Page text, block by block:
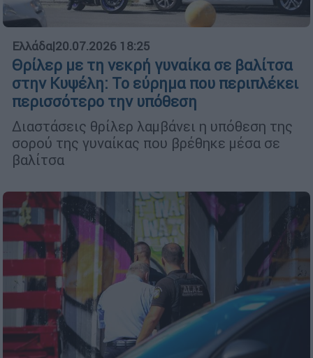
Ελλάδα|20.07.2026 18:25
Θρίλερ με τη νεκρή γυναίκα σε βαλίτσα
στην Κυψέλη: Το εύρημα που περιπλέκει
περισσότερο την υπόθεση
Διαστάσεις θρίλερ λαμβάνει η υπόθεση της
σορού της γυναίκας που βρέθηκε μέσα σε
βαλίτσα